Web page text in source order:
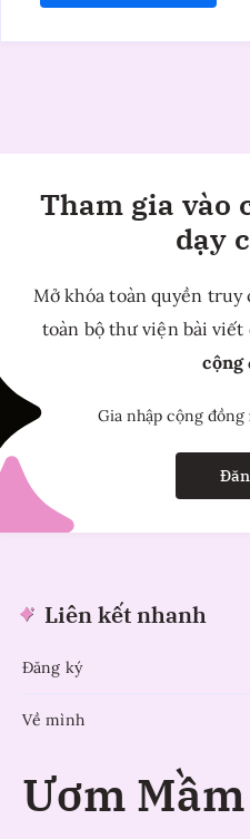
Tham gia vào
dạy
Mở khóa toàn quyền truy
toàn bộ thư viện bài
cộng
Gia nhập cộng đồng
Liên kết nhanh
Đăng ký
Về mình
Ươm Mầm